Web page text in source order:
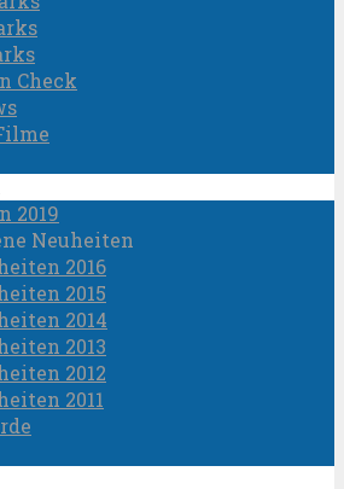
Check
2019
Neuheiten
2016
2015
2014
2013
2012
2011